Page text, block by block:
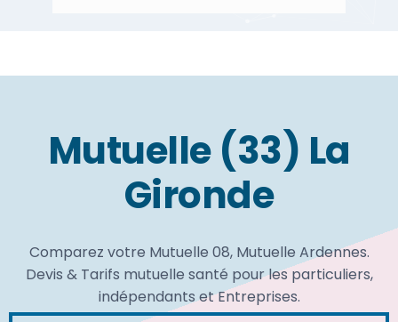
Mutuelle (33) La
Gironde
Comparez votre Mutuelle 08, Mutuelle Ardennes.
Devis & Tarifs mutuelle santé pour les particuliers,
indépendants et Entreprises.